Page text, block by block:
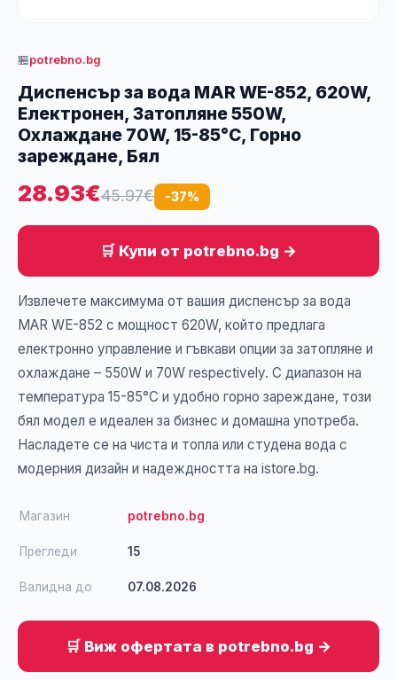
🏪potrebno.bg
Диспенсър за вода MAR WE-852, 620W,
Електронен, Затопляне 550W,
Охлаждане 70W, 15-85°C, Горно
зареждане, Бял
28.93€45.97€ -37%
🛒 Купи от potrebno.bg →
Извлечете максимума от вашия диспенсър за вода
MAR WE-852 с мощност 620W, който предлага
електронно управление и гъвкави опции за затопляне и
охлаждане – 550W и 70W respectively. С диапазон на
температура 15-85°C и удобно горно зареждане, този
бял модел е идеален за бизнес и домашна употреба.
Насладете се на чиста и топла или студена вода с
модерния дизайн и надеждността на istore.bg.
Магазин potrebno.bg
Прегледи 15
Валидна до 07.08.2026
🛒 Виж офертата в potrebno.bg →